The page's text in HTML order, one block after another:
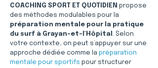
COACHING SPORT ET QUOTIDIEN propose
des méthodes modulables pour la
préparation mentale pour la pratique
du surf à Grayan-et-l'Hôpital . Selon
votre contexte, on peut s’appuyer sur une
approche dédiée comme la préparation
mentale pour sportifs pour structurer